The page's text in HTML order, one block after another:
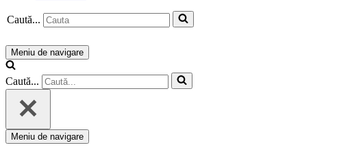
Caută...
Meniu de navigare
Caută...
Meniu de navigare